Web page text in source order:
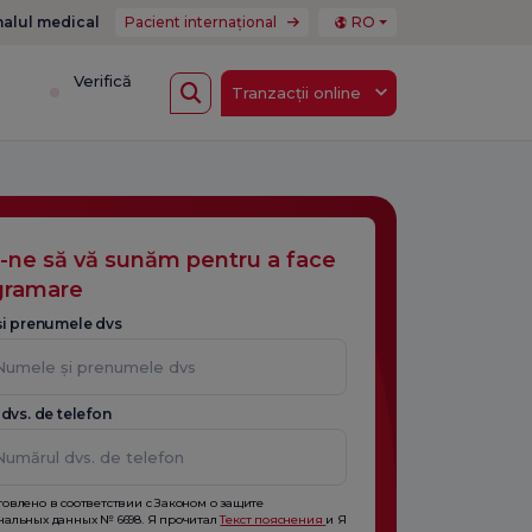
medical Pacient internațional RO
Verifică
Tranzacții online
ne să vă sunăm pentru a face
prenumele dvs
de telefon
в соответствии с Законом о защите
данных № 6698. Я прочиталТекст пояснения и Я